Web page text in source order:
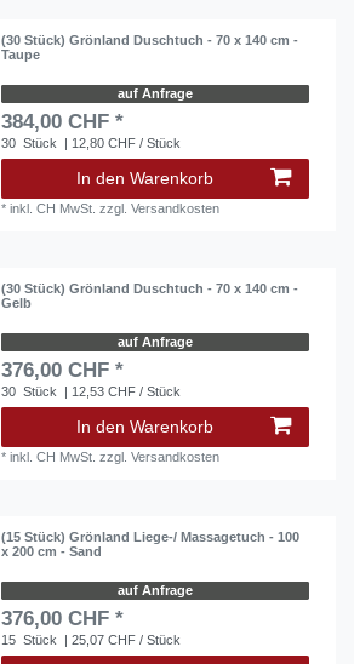
(30 Stück) Grönland Duschtuch - 70 x 140 cm -
Taupe
auf Anfrage
384,00 CHF *
30 Stück | 12,80 CHF / Stück
In den Warenkorb
*inkl. CH MwSt. zzgl.Versandkosten
(30 Stück) Grönland Duschtuch - 70 x 140 cm -
Gelb
auf Anfrage
376,00 CHF *
30 Stück | 12,53 CHF / Stück
In den Warenkorb
*inkl. CH MwSt. zzgl.Versandkosten
(15 Stück) Grönland Liege-/ Massagetuch - 100
x 200 cm - Sand
auf Anfrage
376,00 CHF *
15 Stück | 25,07 CHF / Stück